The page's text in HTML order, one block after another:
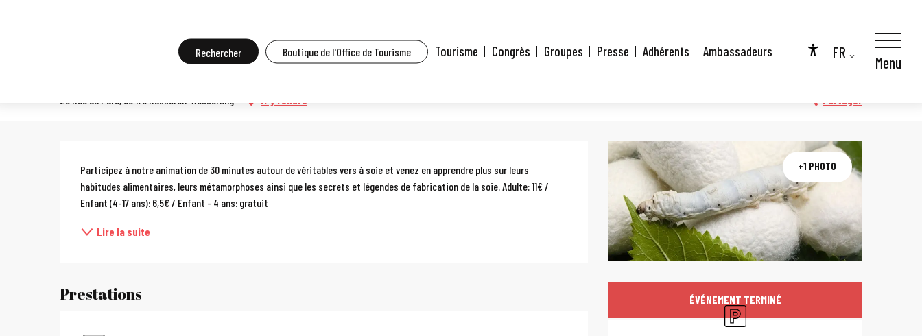
Boutique de l'Office de Tourisme
Accessibilité
Recherche FR
Tourisme Congrès Groupes Presse Adhérents Ambassadeurs
Menu
Nourrissage de vers à soie
29 Rue du Parc, 68470 Husseren-Wesserling M'y rendre Partager
+1 PHOTO
Ouverture et
ÉVÉNEMENT TERMINÉ
Parking
Description
Participez à notre animation de 30 minutes autour de véritables vers à soie et venez en apprendre plus sur leurs
habitudes alimentaires, leurs métamorphoses ainsi que les secrets et légendes de fabrication de la soie. Adulte: 11€ /
Enfant (4-17 ans): 6,5€ / Enfant - 4 ans: gratuit
Lire la suite
Prestations